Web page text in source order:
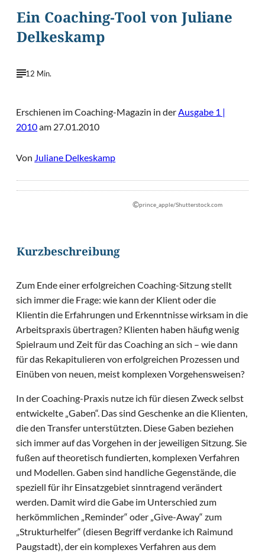
Ein Coaching-Tool von Juliane
Delkeskamp
12 Min.
Erschienen im Coaching-Magazin in der Ausgabe 1 |
2010am 27.01.2010
Von Juliane Delkeskamp
©prince_apple/Shutterstock.com
Kurzbeschreibung
Zum Ende einer erfolgreichen Coaching-Sitzung stellt
sich immer die Frage: wie kann der Klient oder die
Klientin die Erfahrungen und Erkenntnisse wirksam in die
Arbeitspraxis übertragen? Klienten haben häufig wenig
Spielraum und Zeit für das Coaching an sich – wie dann
für das Rekapitulieren von erfolgreichen Prozessen und
Einüben von neuen, meist komplexen Vorgehensweisen?
In der Coaching-Praxis nutze ich für diesen Zweck selbst
entwickelte „Gaben“. Das sind Geschenke an die Klienten,
die den Transfer unterstützten. Diese Gaben beziehen
sich immer auf das Vorgehen in der jeweiligen Sitzung. Sie
fußen auf theoretisch fundierten, komplexen Verfahren
und Modellen. Gaben sind handliche Gegenstände, die
speziell für ihr Einsatzgebiet sinntragend verändert
werden. Damit wird die Gabe im Unterschied zum
herkömmlichen „Reminder“ oder „Give-Away“ zum
„Strukturhelfer“ (diesen Begriff verdanke ich Raimund
Paugstadt), der ein komplexes Verfahren aus dem